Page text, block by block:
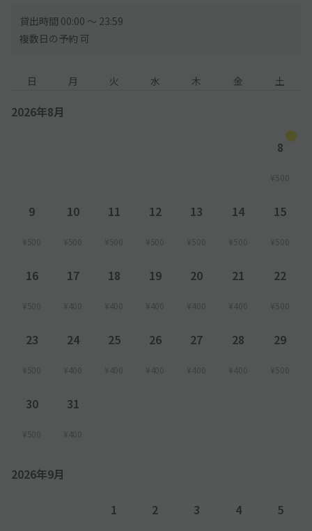
貸出時間 00:00 〜 23:59
複数日の予約 可
日 月 火 水 木 金 土
2026年8月
8
¥500
9
¥500
10
¥500
11
¥500
12
¥500
13
¥500
14
¥500
15
¥500
16
¥500
17
¥400
18
¥400
19
¥400
20
¥400
21
¥400
22
¥500
23
¥500
24
¥400
25
¥400
26
¥400
27
¥400
28
¥400
29
¥500
30
¥500
31
¥400
2026年9月
1 2 3 4 5